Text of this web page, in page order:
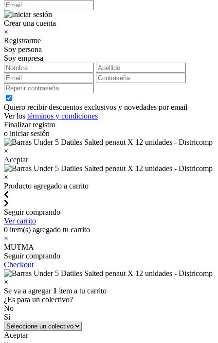
Crear una cuenta
×
Registrarme
Soy persona
Soy empresa
Quiero recibir descuentos exclusivos y novedades por email
Ver los términos y condiciones
Finalizar registro
o iniciar sesión
×
Aceptar
×
Producto agregado a carrito
Seguir comprando
Ver carrito
0 item(s) agregado tu carrito
×
MUTMA
Seguir comprando
Checkout
×
Se va a agregar 1 ítem a tu carrito
¿Es para un colectivo?
No
Sí
Aceptar